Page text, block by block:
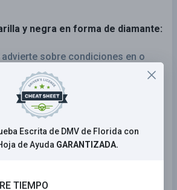
y negra en forma de diamante:
advierte sobre condiciones en o
del camino.
dirige a ciudades y pueblos
dice las leyes y regulaciones de
Escrita de DMV de Florida con
de Ayuda GARANTIZADA.
TIEMPO